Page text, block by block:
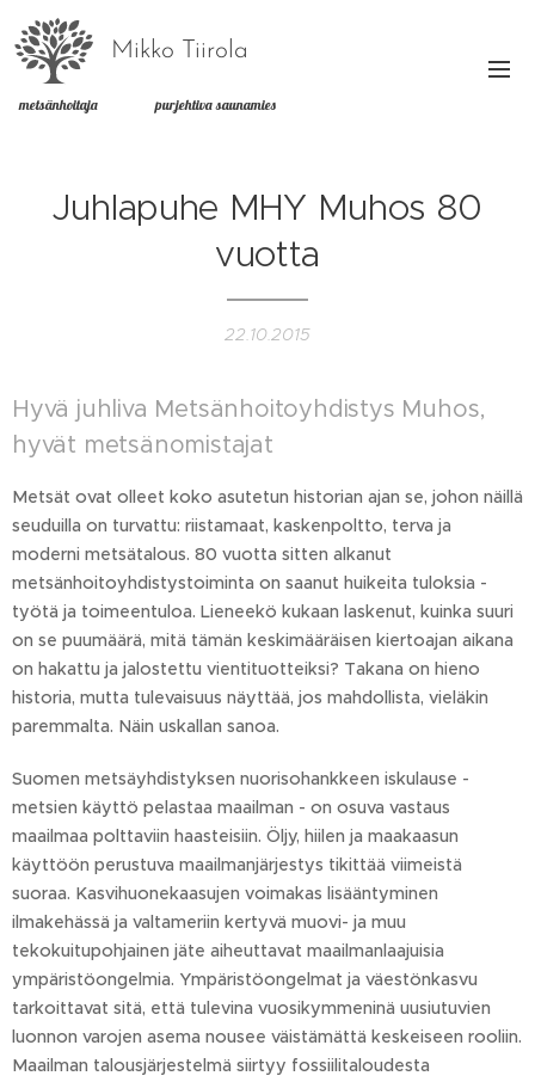
Mikko Tiirola
metsänhoitaja purjehtiva saunamies
Juhlapuhe MHY Muhos 80
vuotta
22.10.2015
Hyvä juhliva Metsänhoitoyhdistys Muhos,
hyvät metsänomistajat
Metsät ovat olleet koko asutetun historian ajan se, johon näillä
seuduilla on turvattu: riistamaat, kaskenpoltto, terva ja
moderni metsätalous. 80 vuotta sitten alkanut
metsänhoitoyhdistystoiminta on saanut huikeita tuloksia -
työtä ja toimeentuloa. Lieneekö kukaan laskenut, kuinka suuri
on se puumäärä, mitä tämän keskimääräisen kiertoajan aikana
on hakattu ja jalostettu vientituotteiksi? Takana on hieno
historia, mutta tulevaisuus näyttää, jos mahdollista, vieläkin
paremmalta. Näin uskallan sanoa.
Suomen metsäyhdistyksen nuorisohankkeen iskulause -
metsien käyttö pelastaa maailman - on osuva vastaus
maailmaa polttaviin haasteisiin. Öljy, hiilen ja maakaasun
käyttöön perustuva maailmanjärjestys tikittää viimeistä
suoraa. Kasvihuonekaasujen voimakas lisääntyminen
ilmakehässä ja valtameriin kertyvä muovi- ja muu
tekokuitupohjainen jäte aiheuttavat maailmanlaajuisia
ympäristöongelmia. Ympäristöongelmat ja väestönkasvu
tarkoittavat sitä, että tulevina vuosikymmeninä uusiutuvien
luonnon varojen asema nousee väistämättä keskeiseen rooliin.
Maailman talousjärjestelmä siirtyy fossiilitaloudesta